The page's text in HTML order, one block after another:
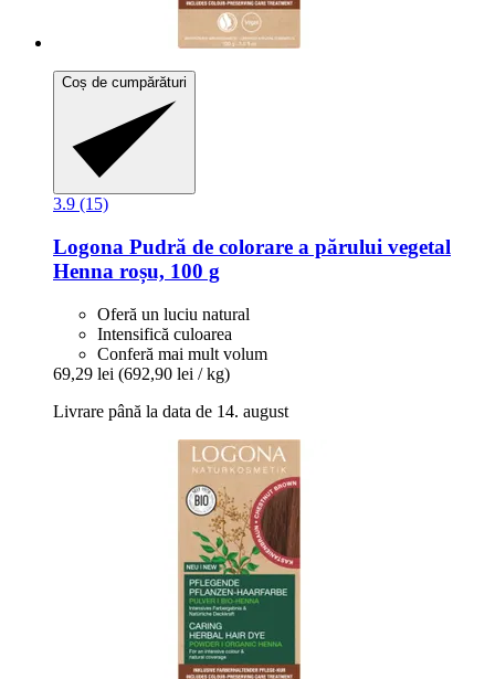
Coș de cumpărături
3.9 (15)
Logona Pudră de colorare a părului vegetal
Henna roșu, 100 g
Oferă un luciu natural
Intensifică culoarea
Conferă mai mult volum
69,29 lei (692,90 lei / kg)
Livrare până la data de 14. august